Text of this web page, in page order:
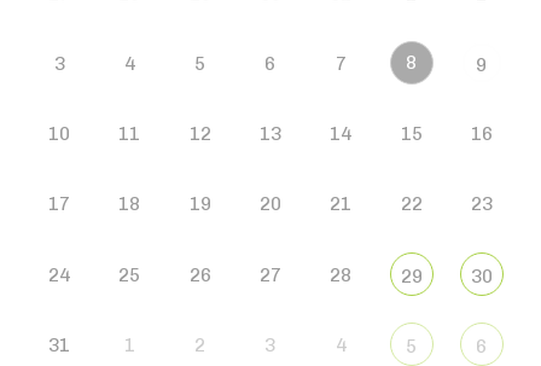
3 4 5 6 7 8 9
10 11 12 13 14 15 16
17 18 19 20 21 22 23
24 25 26 27 28 29 30
31 1 2 3 4 5 6